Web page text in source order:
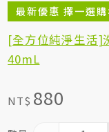
最新優惠 擇一選
[全方位純淨生活]
40mL
NT$ 880